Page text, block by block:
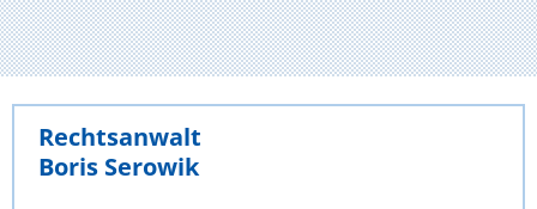
Rechtsanwalt
Boris Serowik